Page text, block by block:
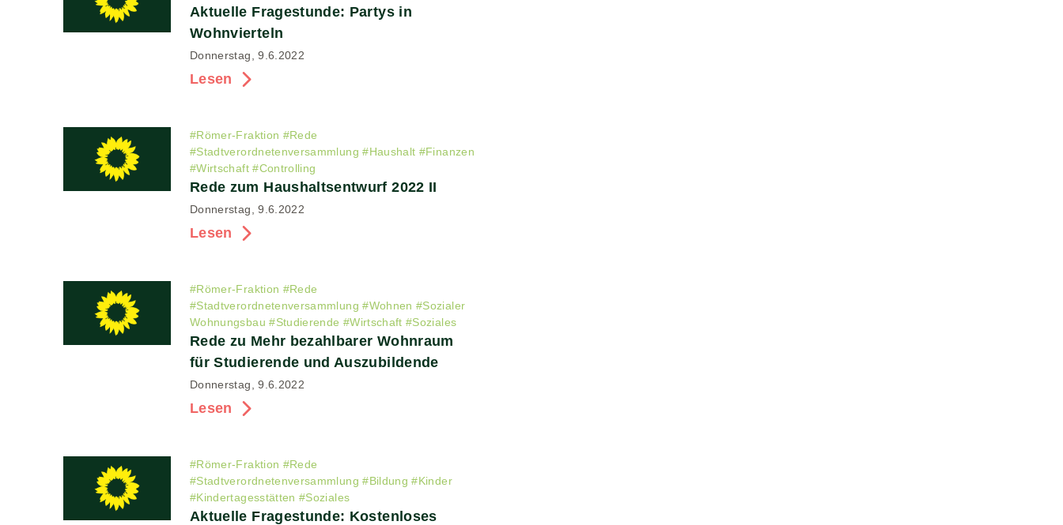
Aktuelle Fragestunde: Partys in
Wohnvierteln
Donnerstag, 9.6.2022
Lesen
#Römer-Fraktion #Rede
#Stadtverordnetenversammlung #Haushalt #Finanzen
#Wirtschaft #Controlling
Rede zum Haushaltsentwurf 2022 II
Donnerstag, 9.6.2022
Lesen
#Römer-Fraktion #Rede
#Stadtverordnetenversammlung #Wohnen #Sozialer
Wohnungsbau #Studierende #Wirtschaft #Soziales
Rede zu Mehr bezahlbarer Wohnraum
für Studierende und Auszubildende
Donnerstag, 9.6.2022
Lesen
#Römer-Fraktion #Rede
#Stadtverordnetenversammlung #Bildung #Kinder
#Kindertagesstätten #Soziales
Aktuelle Fragestunde: Kostenloses